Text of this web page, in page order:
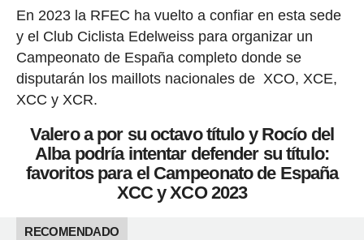
En 2023 la RFEC ha vuelto a confiar en esta sede
y el Club Ciclista Edelweiss para organizar un
Campeonato de España completo donde se
disputarán los maillots nacionales de XCO, XCE,
XCC y XCR.
Valero a por su octavo título y Rocío del
Alba podría intentar defender su título:
favoritos para el Campeonato de España
XCC y XCO 2023
RECOMENDADO